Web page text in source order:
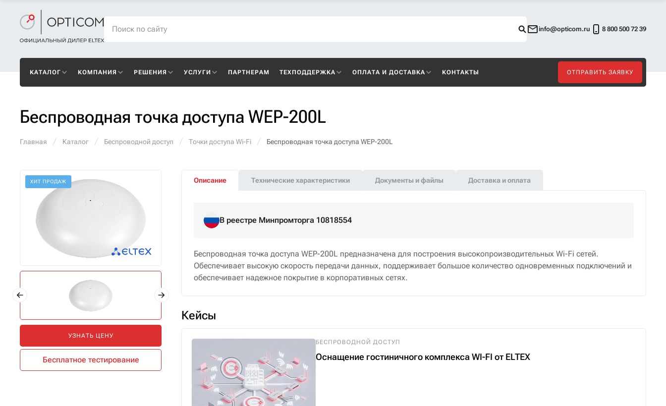
info@opticom.ru 8 800 500 72 39
КАТАЛОГ КОМПАНИЯ РЕШЕНИЯ УСЛУГИ ПАРТНЕРАМ ТЕХПОДДЕРЖКА ОПЛАТА И ДОСТАВКА КОНТАКТЫ ОТПРАВИТЬ ЗАЯВКУ
Беспроводная точка доступа WEP-200L
Главная Каталог Беспроводной доступ Точки доступа Wi-Fi Беспроводная точка доступа WEP-200L
ХИТ ПРОДАЖ
УЗНАТЬ ЦЕНУ
Бесплатное тестирование
Описание Технические характеристики Документы и файлы Доставка и оплата
В реестре Минпромторга 10818554
Беспроводная точка доступа WEP-200L предназначена для построения высокопроизводительных Wi-Fi сетей.
Обеспечивает высокую скорость передачи данных, поддерживает большое количество одновременных подключений и
обеспечивает надежное покрытие в корпоративных сетях.
Кейсы
БЕСПРОВОДНОЙ ДОСТУП
Оснащение гостиничного комплекса WI-FI от ELTEX